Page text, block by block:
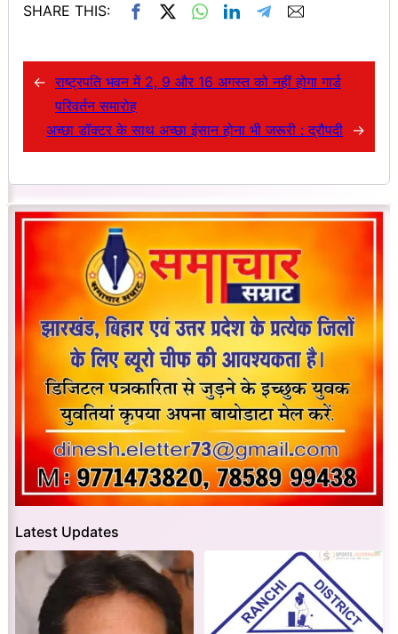
SHARE THIS:
← राष्ट्रपति भवन में 2, 9 और 16 अगस्त को नहीं होगा गार्ड
परिवर्तन समारोह
अच्छा डॉक्टर के साथ अच्छा इंसान होना भी जरूरी : द्रौपदी →
Latest Updates